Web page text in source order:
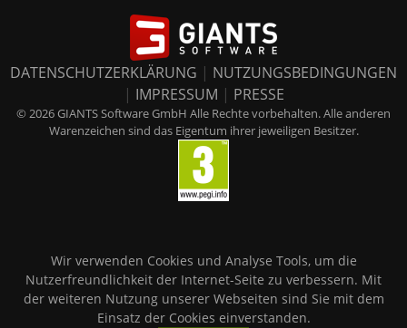
DATENSCHUTZERKLÄRUNG | NUTZUNGSBEDINGUNGEN
| IMPRESSUM | PRESSE
© 2026 GIANTS Software GmbH Alle Rechte vorbehalten. Alle anderen
Warenzeichen sind das Eigentum ihrer jeweiligen Besitzer.
Wir verwenden Cookies und Analyse Tools, um die
Nutzerfreundlichkeit der Internet-Seite zu verbessern. Mit
der weiteren Nutzung unserer Webseiten sind Sie mit dem
Einsatz der Cookies einverstanden.